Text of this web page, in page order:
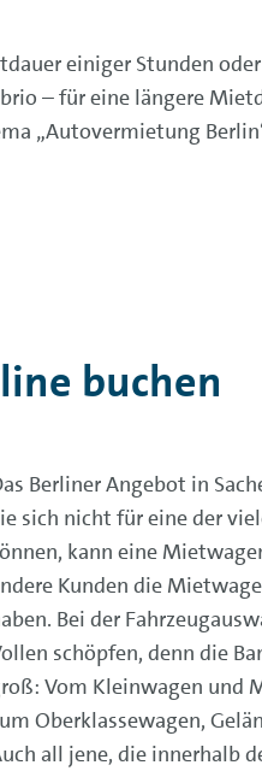
einiger Stunden oder
– für eine längere
„Autovermietung
buchen
Berliner Angebot in
sich nicht für eine der
kann eine
Kunden die
Bei der
schöpfen, denn die
Vom Kleinwagen und
Oberklassewagen,
all jene, die innerhalb